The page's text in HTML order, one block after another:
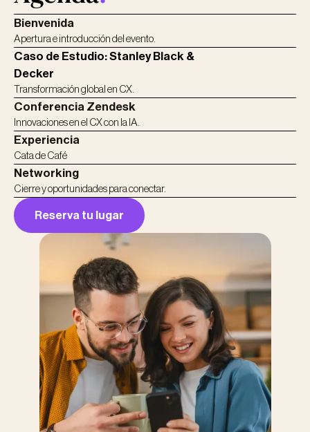
Bienvenida
Apertura e introducción del evento.
Caso de Estudio: Stanley Black &
Decker
Transformación global en CX.
Conferencia Zendesk
Innovaciones en el CX con la IA.
Experiencia
Cata de Café
Networking
Cierre y oportunidades para conectar.
Reserva tu lugar